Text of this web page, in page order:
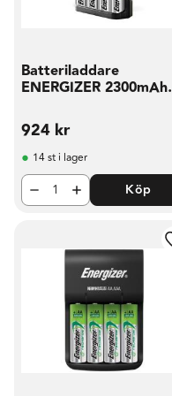
Batteriladdare
ENERGIZER 2300mAh
924 kr
14 st i lager
Köp